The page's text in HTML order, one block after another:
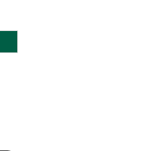
Fluor
Verde Botella